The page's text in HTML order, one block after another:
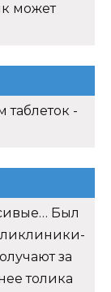
может
-
Был
за
толика